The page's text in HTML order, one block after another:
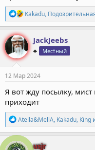
Р
е
а
к
ц
и
и
:
Kakadu,
JackJeebs
♣️ Мес†ный
12 Мар 2024
Я вот жду посылку, мист
приходит
Р
е
а
к
Atella&MellA, Kakadu, Кing
usjr